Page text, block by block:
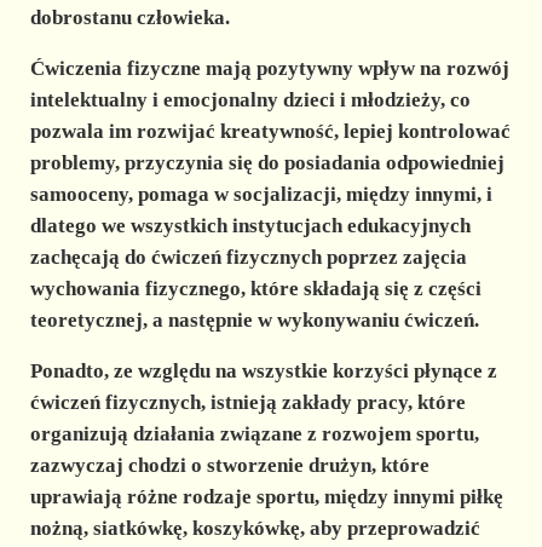
dobrostanu człowieka.
Ćwiczenia fizyczne mają pozytywny wpływ na rozwój
intelektualny i emocjonalny dzieci i młodzieży, co
pozwala im rozwijać kreatywność, lepiej kontrolować
problemy, przyczynia się do posiadania odpowiedniej
samooceny, pomaga w socjalizacji, między innymi, i
dlatego we wszystkich instytucjach edukacyjnych
zachęcają do ćwiczeń fizycznych poprzez zajęcia
wychowania fizycznego, które składają się z części
teoretycznej, a następnie w wykonywaniu ćwiczeń.
Ponadto, ze względu na wszystkie korzyści płynące z
ćwiczeń fizycznych, istnieją zakłady pracy, które
organizują działania związane z rozwojem sportu,
zazwyczaj chodzi o stworzenie drużyn, które
uprawiają różne rodzaje sportu, między innymi piłkę
nożną, siatkówkę, koszykówkę, aby przeprowadzić